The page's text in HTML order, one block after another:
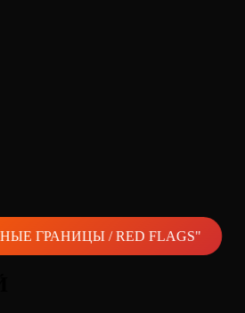
ГРАНИЦЫ / RED FLAGS"